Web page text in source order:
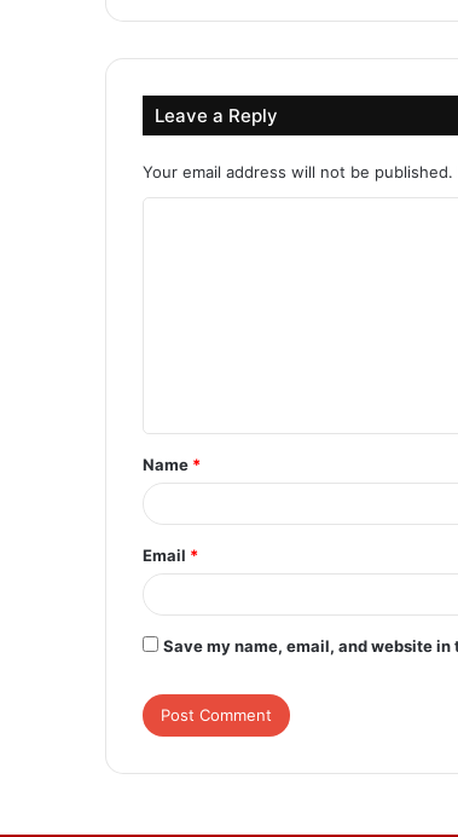
Leave a Reply
Your email address will not be published.
t
*
Name *
Email *
Save my name, email, and website